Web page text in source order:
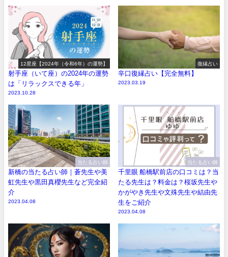
12星座【2024年（令和6年）の運勢】
射手座（いて座）の2024年の運勢
は「リラックスできる年」
2023.10.28
復縁占い
辛口復縁占い【完全無料】
2023.03.19
当たる占い師
新橋の当たる占い師｜蒼先生や美
虹先生や黒田真櫻先生など完全紹
介
2023.04.08
当たる占い師
千里眼 船橋駅前店の口コミは？当
たる先生は？料金は？桜坂先生や
かがやき先生や文殊先生や結由先
生をご紹介
2023.04.08